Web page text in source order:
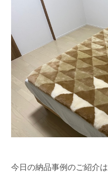
今日の納品事例のご紹介は